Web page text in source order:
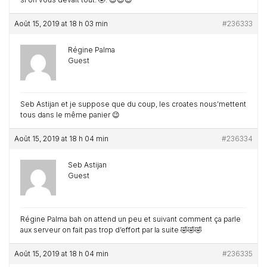
Août 15, 2019 at 18 h 03 min #236333
Régine Palma
Guest
Seb Astijan et je suppose que du coup, les croates nous’mettent
tous dans le même panier 😉
Août 15, 2019 at 18 h 04 min #236334
Seb Astijan
Guest
Régine Palma bah on attend un peu et suivant comment ça parle
aux serveur on fait pas trop d’effort par la suite 🤣🤣🤣
Août 15, 2019 at 18 h 04 min #236335